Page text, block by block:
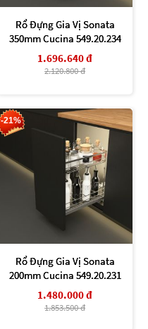
Rổ Đựng Gia Vị Sonata
350mm Cucina 549.20.234
1.696.640 đ
2.120.800 đ
-21%
Rổ Đựng Gia Vị Sonata
200mm Cucina 549.20.231
1.480.000 đ
1.853.500 đ